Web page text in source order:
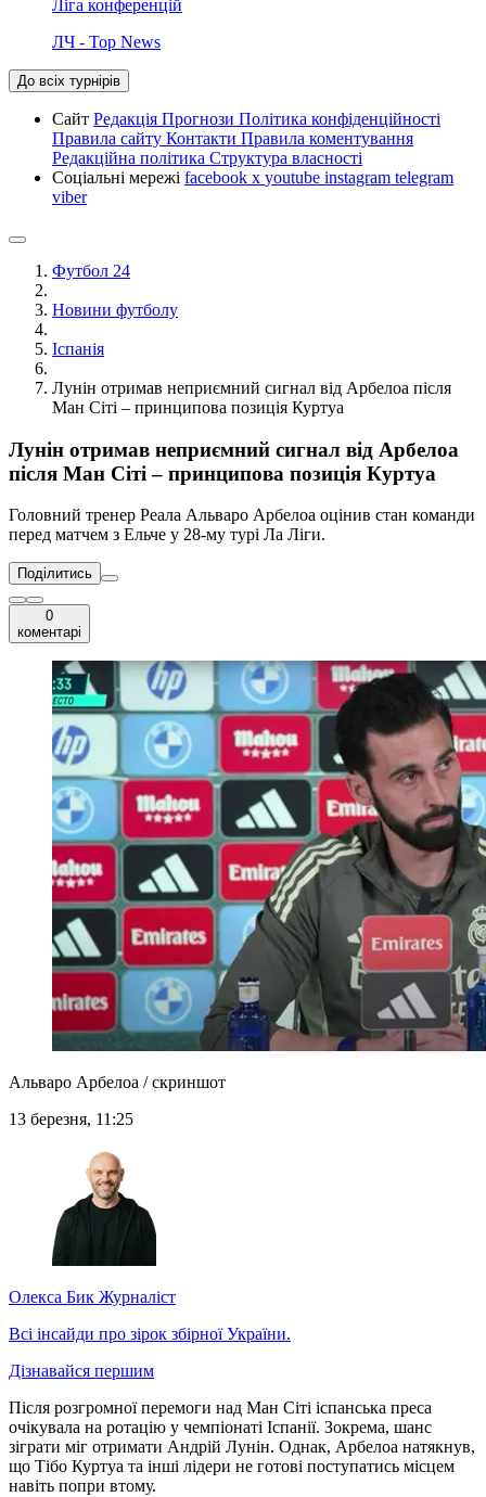
Ліга конференцій
ЛЧ - Top News
До всіх турнірів
Сайт Редакція Прогнози Політика конфіденційності
Правила сайту Контакти Правила коментування
Редакційна політика Структура власності
Соціальні мережі facebook x youtube instagram telegram
viber
Футбол 24
Новини футболу
Іспанія
Лунін отримав неприємний сигнал від Арбелоа після
Ман Сіті – принципова позиція Куртуа
Лунін отримав неприємний сигнал від Арбелоа
після Ман Сіті – принципова позиція Куртуа
Головний тренер Реала Альваро Арбелоа оцінив стан команди
перед матчем з Ельче у 28-му турі Ла Ліги.
Поділитись
0
коментарі
Альваро Арбелоа / скриншот
13 березня, 11:25
Олекса Бик Журналіст
Всі інсайди про зірок збірної України.
Дізнавайся першим
Після розгромної перемоги над Ман Сіті іспанська преса
очікувала на ротацію у чемпіонаті Іспанії. Зокрема, шанс
зіграти міг отримати Андрій Лунін. Однак, Арбелоа натякнув,
що Тібо Куртуа та інші лідери не готові поступатись місцем
навіть попри втому.